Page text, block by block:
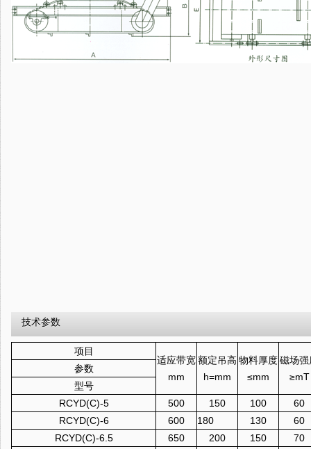
技术参数
项目
适应带宽
mm
额定吊高
h=mm
物料厚度
≤mm
磁场强
≥mT
参数
型号
RCYD(C)-5
500 150 100
60
RCYD(C)-6
600 180 130
60
RCYD(C)-6.5
650 200 150
70